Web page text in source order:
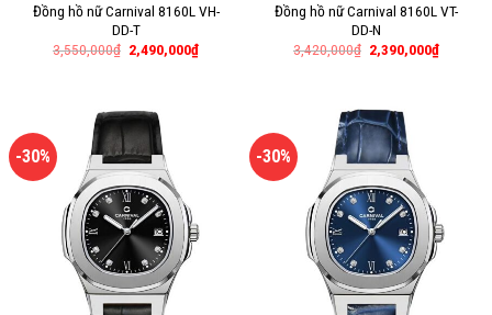
Đồng hồ nữ Carnival 8160L VH-
DD-T
3,550,000₫ 2,490,000₫
Đồng hồ nữ Carnival 8160L VT-
DD-N
3,420,000₫ 2,390,000₫
-30% -30%